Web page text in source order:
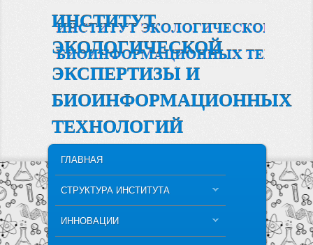
ИНСТИТУТ
ЭКОЛОГИЧЕСКОЙ
ЭКСПЕРТИЗЫ И
БИОИНФОРМАЦИОННЫХ
ТЕХНОЛОГИЙ
SKIP TO PRIMARY CONTENT
SKIP TO SECONDARY CONTENT
ГЛАВНАЯ
СТРУКТУРА ИНСТИТУТА
ИННОВАЦИИ